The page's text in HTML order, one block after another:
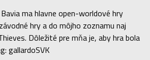
ma hlavne open-worldové hry
hry a do môjho zoznamu naj
Dôležité pre mňa je, aby hra bola
gallardoSVK